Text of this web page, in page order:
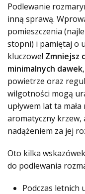
Podlewanie
inną sprawą.
pomieszczenia
stopni) i pamiętaj o
kluczowe! Zmniejsz
minimalnych dawek
powietrze oraz
wilgotności mogą
upływem lat ta
aromatyczny krzew,
nadążeniem za jej
Oto kilka
do podlewania
Podczas letnich